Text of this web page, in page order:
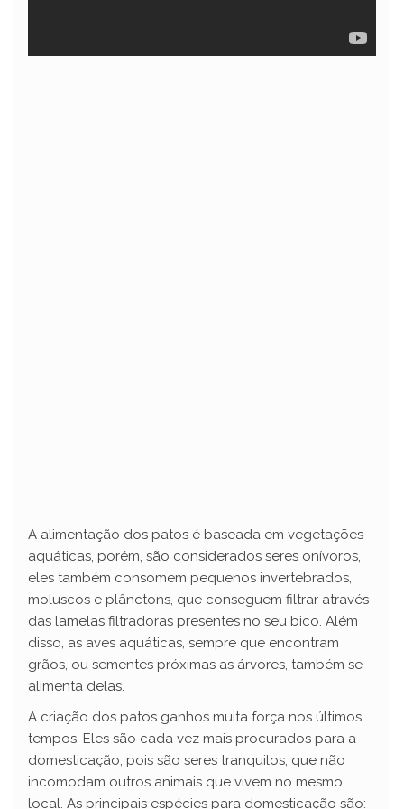
A alimentação dos patos é baseada em vegetações
aquáticas, porém, são considerados seres onívoros,
eles também consomem pequenos invertebrados,
moluscos e plânctons, que conseguem filtrar através
das lamelas filtradoras presentes no seu bico. Além
disso, as aves aquáticas, sempre que encontram
grãos, ou sementes próximas as árvores, também se
alimenta delas.
A criação dos patos ganhos muita força nos últimos
tempos. Eles são cada vez mais procurados para a
domesticação, pois são seres tranquilos, que não
incomodam outros animais que vivem no mesmo
local. As principais espécies para domesticação são: